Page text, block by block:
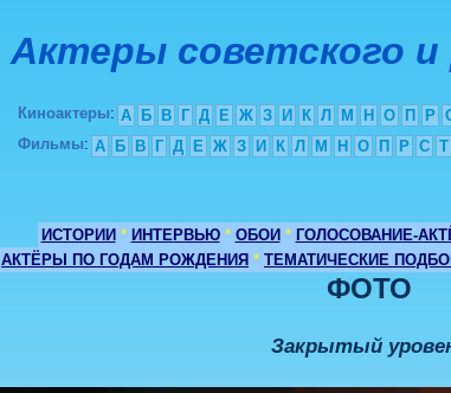
Актеры советского и
Киноактеры: А Б В Г Д Е Ж З И К Л М Н О П Р
Фильмы: А Б В Г Д Е Ж З И К Л М Н О П Р С Т
ИСТОРИИ * ИНТЕРВЬЮ * ОБОИ * ГОЛОСОВАНИЕ-
АКТЁРЫ ПО ГОДАМ РОЖДЕНИЯ * ТЕМАТИЧЕСКИЕ
ФОТО
Закрытый